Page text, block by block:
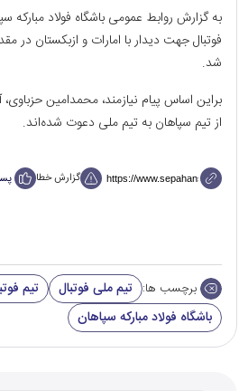
به گزارش روابط عمومی باشگاه فولاد مبارکه
فوتبال جهت دیدار با امارات و ازبکستان در
شد.
براین اساس پیام نیازمند، محمدامین
از تیم سپاهان به تیم ملی دعوت شده‌اند.
گزارش خطا
برچسب ها: تیم ملی فوتبال
تیم
باشگاه فولاد مبارکه سپاهان